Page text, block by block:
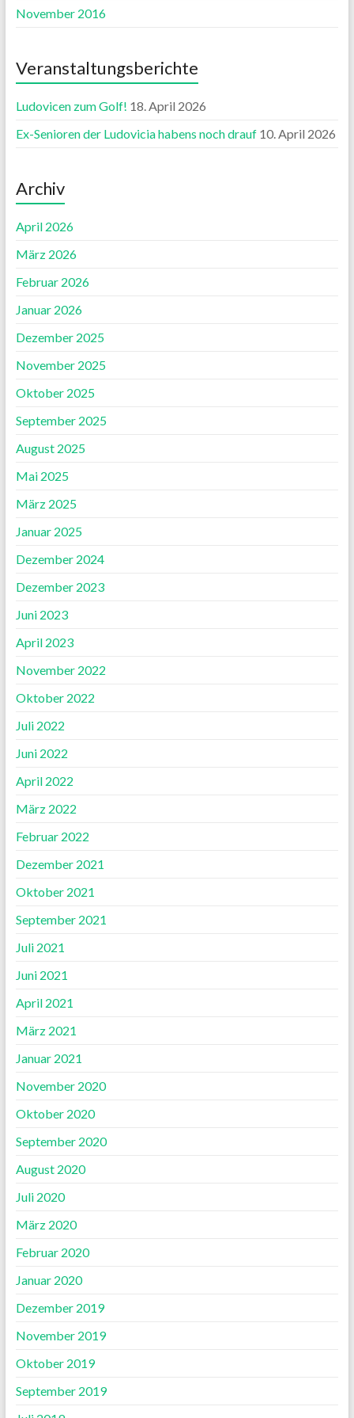
November 2016
Veranstaltungsberichte
Ludovicen zum Golf! 18. April 2026
Ex-Senioren der Ludovicia habens noch drauf 10. April 2026
Archiv
April 2026
März 2026
Februar 2026
Januar 2026
Dezember 2025
November 2025
Oktober 2025
September 2025
August 2025
Mai 2025
März 2025
Januar 2025
Dezember 2024
Dezember 2023
Juni 2023
April 2023
November 2022
Oktober 2022
Juli 2022
Juni 2022
April 2022
März 2022
Februar 2022
Dezember 2021
Oktober 2021
September 2021
Juli 2021
Juni 2021
April 2021
März 2021
Januar 2021
November 2020
Oktober 2020
September 2020
August 2020
Juli 2020
März 2020
Februar 2020
Januar 2020
Dezember 2019
November 2019
Oktober 2019
September 2019